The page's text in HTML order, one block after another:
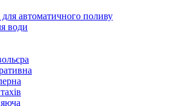
автоматичного поливу
води